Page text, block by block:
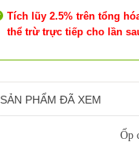
Tích lũy 2.5% trên tổng
thể trừ trực tiếp cho lần
SẢN PHẨM ĐÃ XEM
Ốp